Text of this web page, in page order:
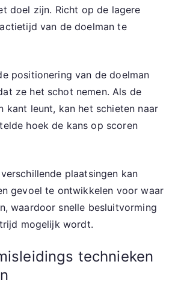
doel zijn. Richt op de lagere
van de doelman te
positionering van de doelman
ze het schot nemen. Als de
kant leunt, kan het schieten naar
hoek de kans op scoren
plaatsingen kan
gevoel te ontwikkelen voor waar
waardoor snelle besluitvorming
mogelijk wordt.
technieken